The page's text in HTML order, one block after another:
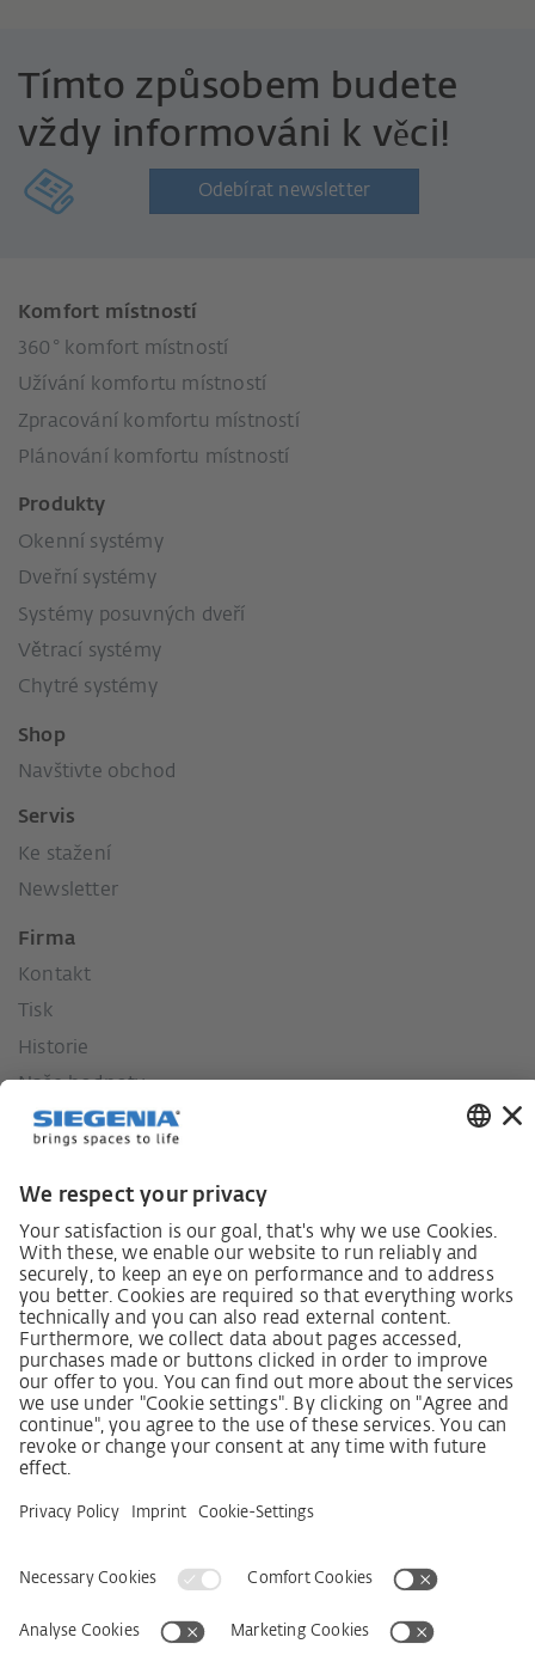
Tímto způsobem budete
vždy informováni k věci!
Odebírat newsletter
Komfort místností
360° komfort místností
Užívání komfortu místností
Zpracování komfortu místností
Plánování komfortu místností
Produkty
Okenní systémy
Dveřní systémy
Systémy posuvných dveří
Větrací systémy
Chytré systémy
Shop
Navštivte obchod
Servis
Ke stažení
Newsletter
Firma
Kontakt
Tisk
Historie
Naše hodnoty
Sociální závazek
Zákon o náležité péči dodavatelského řetězce
Lieferantenkodex
Grundsatzerklärung Menschenrechtsstrategie
Beschwerdeverfahren
Prohlášení k bezbariérovosti